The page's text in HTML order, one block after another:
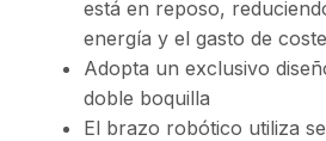
está en reposo,
energía y el gasto de
Adopta un exclusivo
doble boquilla
El brazo robótico utiliza